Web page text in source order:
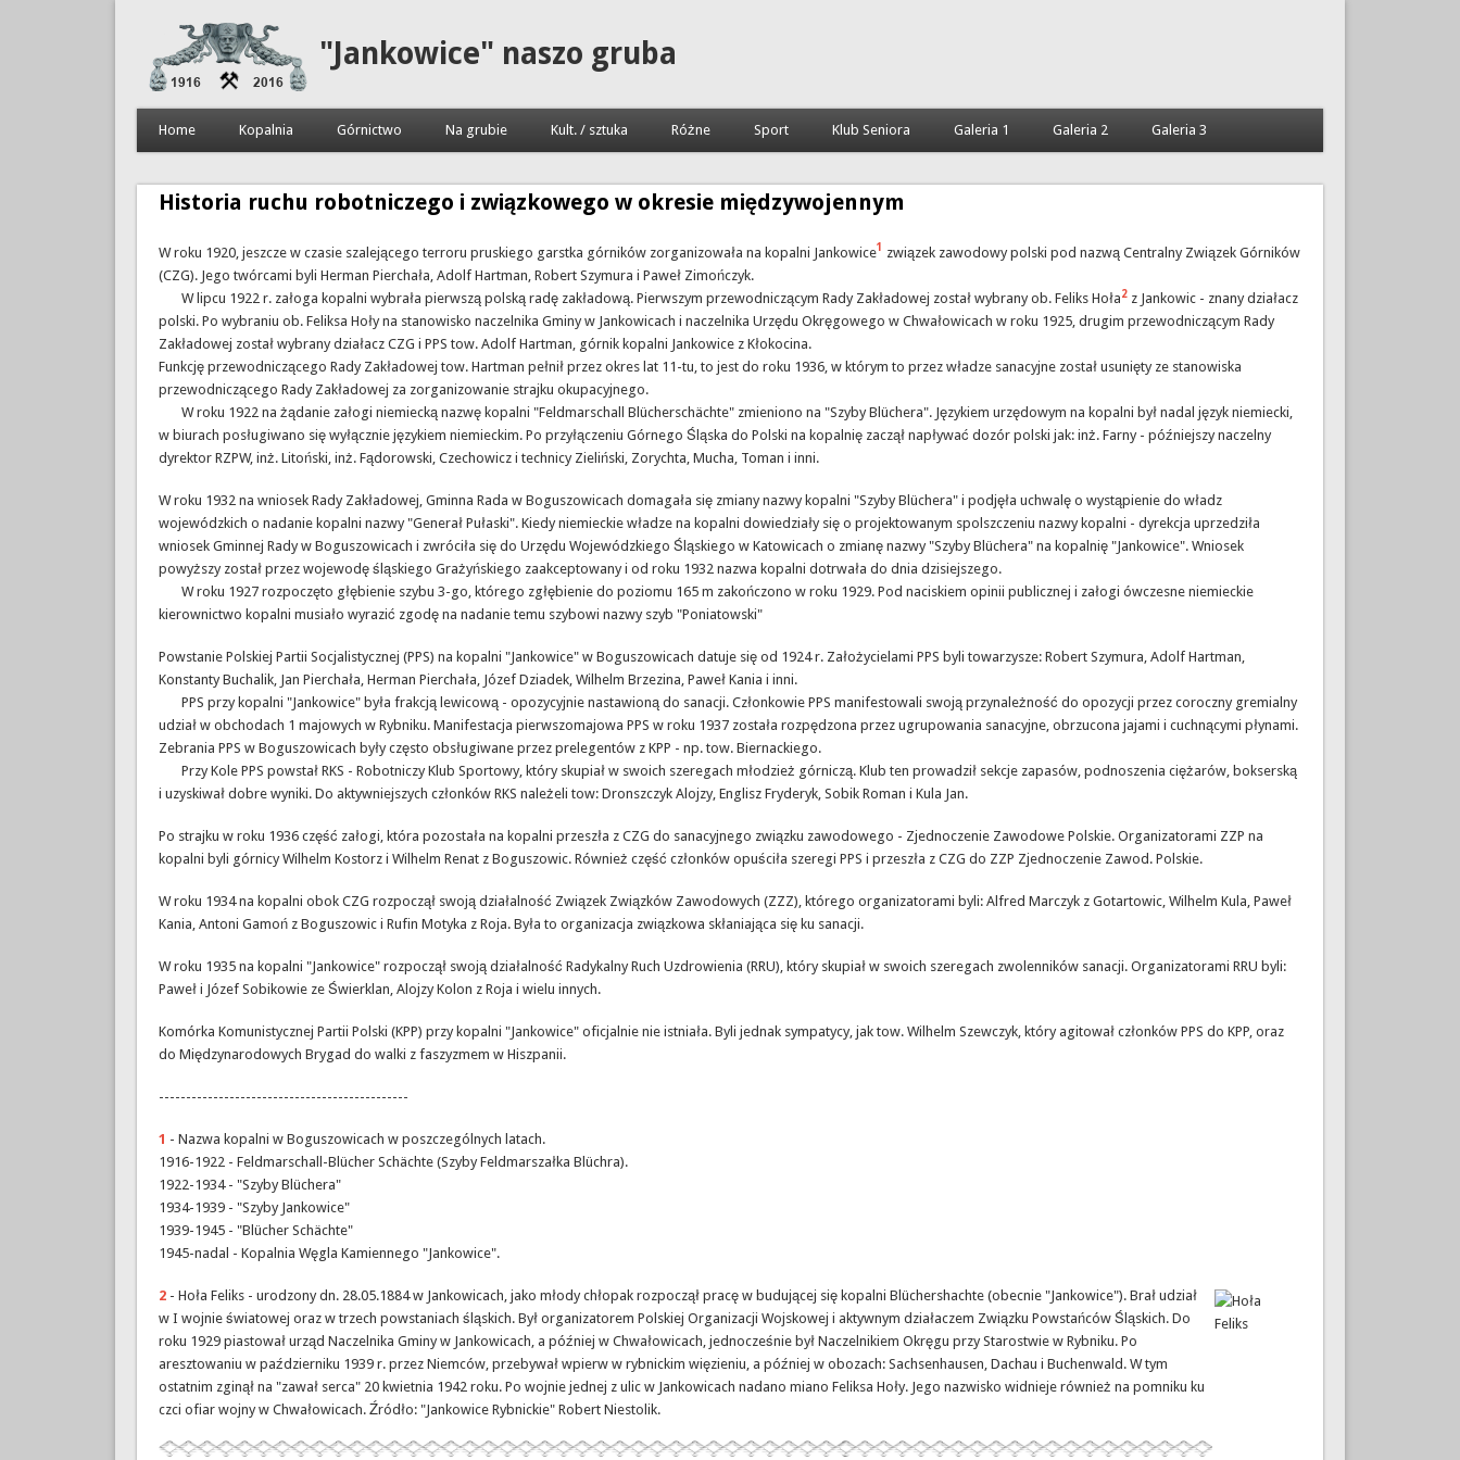
"Jankowice" naszo gruba
Home Kopalnia Górnictwo Na grubie Kult. / sztuka Różne Sport Klub Seniora Galeria 1 Galeria 2 Galeria 3
Historia ruchu robotniczego i związkowego w okresie międzywojennym
W roku 1920, jeszcze w czasie szalejącego terroru pruskiego garstka górników zorganizowała na kopalni Jankowice1
związek zawodowy polski pod nazwą Centralny Związek Górników
(CZG). Jego twórcami byli Herman Pierchała, Adolf Hartman, Robert Szymura i Paweł Zimończyk.
W lipcu 1922 r. załoga kopalni wybrała pierwszą polską radę zakładową. Pierwszym przewodniczącym Rady Zakładowej został wybrany ob. Feliks Hoła2z Jankowic - znany działacz
polski. Po wybraniu ob. Feliksa Hoły na stanowisko naczelnika Gminy w Jankowicach i naczelnika Urzędu Okręgowego w Chwałowicach w roku 1925, drugim przewodniczącym Rady
Zakładowej został wybrany działacz CZG i PPS tow. Adolf Hartman, górnik kopalni Jankowice z Kłokocina.
Funkcję przewodniczącego Rady Zakładowej tow. Hartman pełnił przez okres lat 11-tu, to jest do roku 1936, w którym to przez władze sanacyjne został usunięty ze stanowiska
przewodniczącego Rady Zakładowej za zorganizowanie strajku okupacyjnego.
W roku 1922 na żądanie załogi niemiecką nazwę kopalni "Feldmarschall Blücherschächte" zmieniono na "Szyby Blüchera". Językiem urzędowym na kopalni był nadal język niemiecki,
w biurach posługiwano się wyłącznie językiem niemieckim. Po przyłączeniu Górnego Śląska do Polski na kopalnię zaczął napływać dozór polski jak: inż. Farny - późniejszy naczelny
dyrektor RZPW, inż. Litoński, inż. Fądorowski, Czechowicz i technicy Zieliński, Zorychta, Mucha, Toman i inni.
W roku 1932 na wniosek Rady Zakładowej, Gminna Rada w Boguszowicach domagała się zmiany nazwy kopalni "Szyby Blüchera" i podjęła uchwalę o wystąpienie do władz
wojewódzkich o nadanie kopalni nazwy "Generał Pułaski". Kiedy niemieckie władze na kopalni dowiedziały się o projektowanym spolszczeniu nazwy kopalni - dyrekcja uprzedziła
wniosek Gminnej Rady w Boguszowicach i zwróciła się do Urzędu Wojewódzkiego Śląskiego w Katowicach o zmianę nazwy "Szyby Blüchera" na kopalnię "Jankowice". Wniosek
powyższy został przez wojewodę śląskiego Grażyńskiego zaakceptowany i od roku 1932 nazwa kopalni dotrwała do dnia dzisiejszego.
W roku 1927 rozpoczęto głębienie szybu 3-go, którego zgłębienie do poziomu 165 m zakończono w roku 1929. Pod naciskiem opinii publicznej i załogi ówczesne niemieckie
kierownictwo kopalni musiało wyrazić zgodę na nadanie temu szybowi nazwy szyb "Poniatowski"
Powstanie Polskiej Partii Socjalistycznej (PPS) na kopalni "Jankowice" w Boguszowicach datuje się od 1924 r. Założycielami PPS byli towarzysze: Robert Szymura, Adolf Hartman,
Konstanty Buchalik, Jan Pierchała, Herman Pierchała, Józef Dziadek, Wilhelm Brzezina, Paweł Kania i inni.
PPS przy kopalni "Jankowice" była frakcją lewicową - opozycyjnie nastawioną do sanacji. Członkowie PPS manifestowali swoją przynależność do opozycji przez coroczny gremialny
udział w obchodach 1 majowych w Rybniku. Manifestacja pierwszomajowa PPS w roku 1937 została rozpędzona przez ugrupowania sanacyjne, obrzucona jajami i cuchnącymi płynami.
Zebrania PPS w Boguszowicach były często obsługiwane przez prelegentów z KPP - np. tow. Biernackiego.
Przy Kole PPS powstał RKS - Robotniczy Klub Sportowy, który skupiał w swoich szeregach młodzież górniczą. Klub ten prowadził sekcje zapasów, podnoszenia ciężarów, bokserską
i uzyskiwał dobre wyniki. Do aktywniejszych członków RKS należeli tow: Dronszczyk Alojzy, Englisz Fryderyk, Sobik Roman i Kula Jan.
Po strajku w roku 1936 część załogi, która pozostała na kopalni przeszła z CZG do sanacyjnego związku zawodowego - Zjednoczenie Zawodowe Polskie. Organizatorami ZZP na
kopalni byli górnicy Wilhelm Kostorz i Wilhelm Renat z Boguszowic. Również część członków opuściła szeregi PPS i przeszła z CZG do ZZP Zjednoczenie Zawod. Polskie.
W roku 1934 na kopalni obok CZG rozpoczął swoją działalność Związek Związków Zawodowych (ZZZ), którego organizatorami byli: Alfred Marczyk z Gotartowic, Wilhelm Kula, Paweł
Kania, Antoni Gamoń z Boguszowic i Rufin Motyka z Roja. Była to organizacja związkowa skłaniająca się ku sanacji.
W roku 1935 na kopalni "Jankowice" rozpoczął swoją działalność Radykalny Ruch Uzdrowienia (RRU), który skupiał w swoich szeregach zwolenników sanacji. Organizatorami RRU byli:
Paweł i Józef Sobikowie ze Świerklan, Alojzy Kolon z Roja i wielu innych.
Komórka Komunistycznej Partii Polski (KPP) przy kopalni "Jankowice" oficjalnie nie istniała. Byli jednak sympatycy, jak tow. Wilhelm Szewczyk, który agitował członków PPS do KPP, oraz
do Międzynarodowych Brygad do walki z faszyzmem w Hiszpanii.
----------------------------------------------
1 - Nazwa kopalni w Boguszowicach w poszczególnych latach.
1916-1922 - Feldmarschall-Blücher Schächte (Szyby Feldmarszałka Blüchra).
1922-1934 - "Szyby Blüchera"
1934-1939 - "Szyby Jankowice"
1939-1945 - "Blücher Schächte"
1945-nadal - Kopalnia Węgla Kamiennego "Jankowice".
2- Hoła F​eliks - urodzony dn. 28.05.1884 w Jankowicach, jako młody chłopak rozpoczął pracę w budującej się kopalni Blüchershachte (obecnie "Jankowice").Brał udział
w I wojnie światowej oraz w trzech powstaniach śląskich. Był organizatorem Polskiej Organizacji Wojskowej i aktywnym działaczem Związku Powstańców Śląskich. Do
roku 1929 piastował urząd Naczelnika Gminy w Jankowicach, a później w Chwałowicach, jednocześnie był Naczelnikiem Okręgu przy Starostwie w Rybniku. Po
aresztowaniu w październiku 1939 r. przez Niemców, przebywał wpierw w rybnickim więzieniu, a później w obozach: Sachsenhausen, Dachau i Buchenwald. W tym
ostatnim zginął na "zawał serca" 20 kwietnia 1942 roku. Po wojnie jednej z ulic w Jankowicach nadano miano Feliksa Hoły. Jego nazwisko widnieje również na pomniku ku
czci ofiar wojny w Chwałowicach. Źródło: "Jankowice Rybnickie" Robert Niestolik.